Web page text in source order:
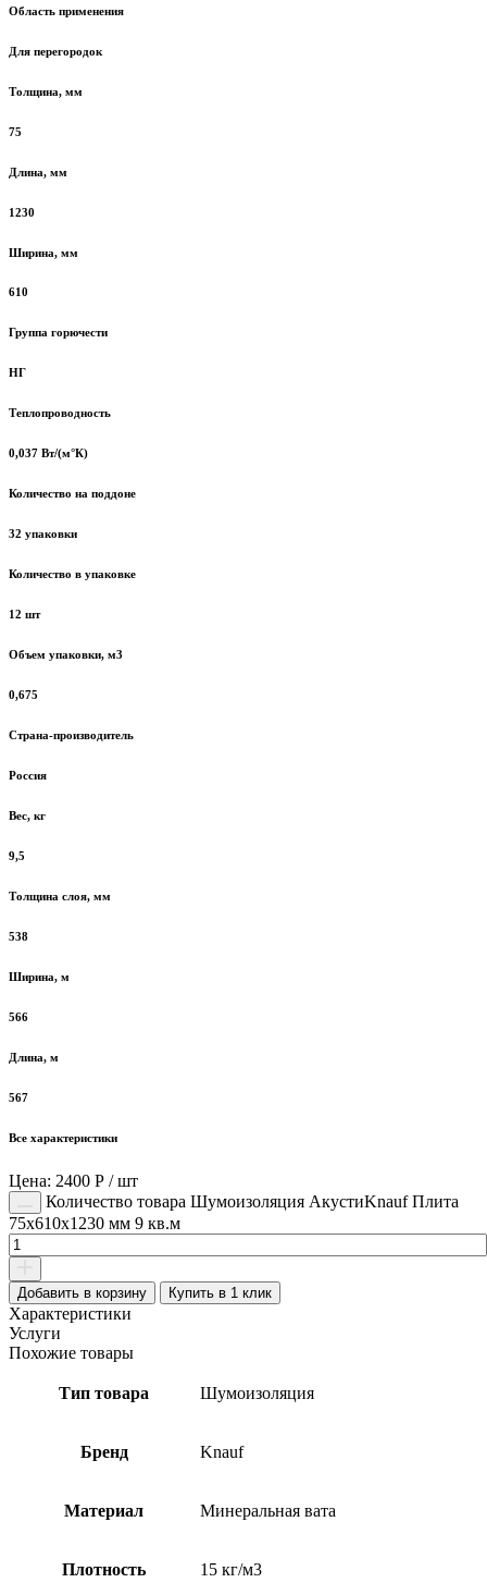
Область применения
Для перегородок
Толщина, мм
75
Длина, мм
1230
Ширина, мм
610
Группа горючести
НГ
Теплопроводность
0,037 Вт/(м°К)
Количество на поддоне
32 упаковки
Количество в упаковке
12 шт
Объем упаковки, м3
0,675
Страна-производитель
Россия
Вес, кг
9,5
Толщина слоя, мм
538
Ширина, м
566
Длина, м
567
Все характеристики
Цена: 2400 Р / шт
Количество товара Шумоизоляция АкустиKnauf Плита
75х610х1230 мм 9 кв.м
Добавить в корзину Купить в 1 клик
Характеристики
Услуги
Похожие товары
Тип товара Шумоизоляция
Бренд Knauf
Материал Минеральная вата
Плотность 15 кг/м3